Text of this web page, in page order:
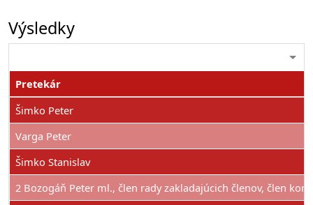
Výsledky
Pretekár
Šimko Peter
Varga Peter
Šimko Stanislav
2 Bozogáň Peter ml., člen rady zakladajúcich členov, člen